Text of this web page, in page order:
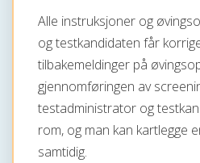
Alle instruksjoner og
og testkandidaten får
tilbakemeldinger på
gjennomføringen av
testadministrator og
rom, og man kan kartlegge
samtidig.